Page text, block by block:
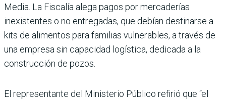
Media. La Fiscalía alega pagos por mercaderías
inexistentes o no entregadas, que debían destinarse a
kits de alimen­tos para familias vulnera­bles, a través de
una empresa sin capacidad logística, dedi­cada a la
construcción de pozos.
El representante del Minis­terio Público refirió que “el